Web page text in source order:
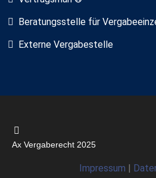
Beratungsstelle für
Externe Vergabestelle
Ax Vergaberecht 2025
Impressum